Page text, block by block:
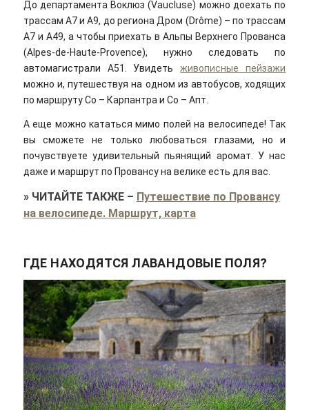
До департамента Воклюз (Vaucluse) можно доехать по
трассам А7 и А9, до региона Дром (Drôme) – по трассам
А7 и А49, а чтобы приехать в Альпы Верхнего Прованса
(Alpes-de-Haute-Provence), нужно следовать по
автомагистрали А51. Увидетьживописные пейзажи
можно и, путешествуя на одном из автобусов, ходящих
по маршруту Со – Карпантра и Со – Апт.
А еще можно кататься мимо полей на велосипеде! Так
вы сможете не только любоваться глазами, но и
почувствуете удивительный пьянящий аромат. У нас
даже и маршрут по Провансу на велике есть для вас.
» ЧИТАЙТЕ ТАКЖЕ– Путешествие по Провансу
на велосипеде. Маршрут, карта
ГДЕ НАХОДЯТСЯ ЛАВАНДОВЫЕ ПОЛЯ?